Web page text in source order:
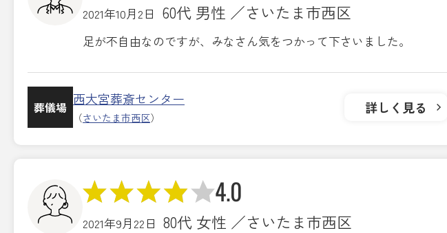
2021年10月2日 60代 男性 ／さいたま市西区
足が不自由なのですが、みなさん気をつかって下さいました。
葬儀場 西大宮葬斎センター
（さいたま市西区）
詳しく見る
4.0
2021年9月22日 80代 女性 ／さいたま市西区